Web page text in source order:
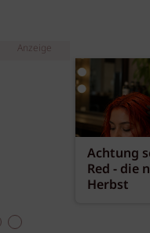
Anzeige
Achtung
Red - die
Herbst